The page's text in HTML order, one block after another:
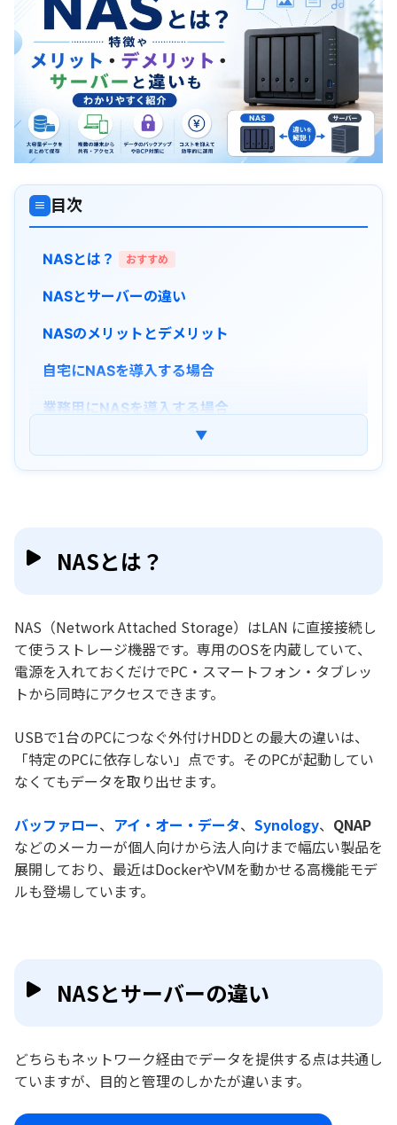
≡ 目次
NASとは？ おすすめ
NASとサーバーの違い
NASのメリットとデメリット
自宅にNASを導入する場合
業務用にNASを導入する場合
NASの基本的な接続方法
【追加】NASデータ復旧｜自分でできる復旧ソフ
NASに関するよくある質問
まとめ
▼
NASとは？
NAS（Network Attached Storage）はLAN に直接接続し
て使うストレージ機器です。専用のOSを内蔵していて、
電源を入れておくだけでPC・スマートフォン・タブレッ
トから同時にアクセスできます。
USBで1台のPCにつなぐ外付けHDDとの最大の違いは、
「特定のPCに依存しない」点です。そのPCが起動してい
なくてもデータを取り出せます。
バッファロー、 アイ・オー・データ、 Synology、 QNAP
などのメーカーが個人向けから法人向けまで幅広い製品を
展開しており、最近はDockerやVMを動かせる高機能モデ
ルも登場しています。
NASとサーバーの違い
どちらもネットワーク経由でデータを提供する点は共通し
ていますが、目的と管理のしかたが違います。